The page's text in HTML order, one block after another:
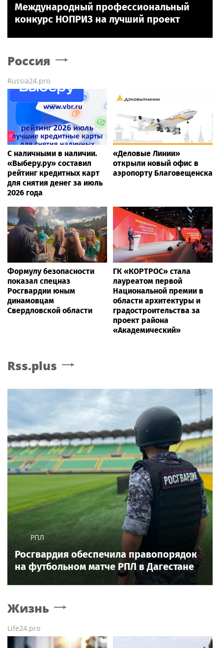
Международный профессиональный
конкурс НОПРИЗ на лучший проект
Россия
Russia24.pro
С наличными в наличии.
«Выберу.ру» составил
рейтинг кредитных карт
для снятия денег за июль
2026 года
«Деловые Линии»
открыли новый офис в
аэропорту Благовещенска
Формулу безопасности
показал спецназ
Росгвардии юным
динамовцам
Свердловской области
ГК «КОРТРОС» стала
лауреатом первой
Национальной премии в
области архитектуры и
градостроительства за
проект района
«Академический»
Rss.plus
РПЛ
Росгвардия обеспечила правопорядок
на футбольном матче РПЛ в Дагестане
Жизнь
Life24.pro